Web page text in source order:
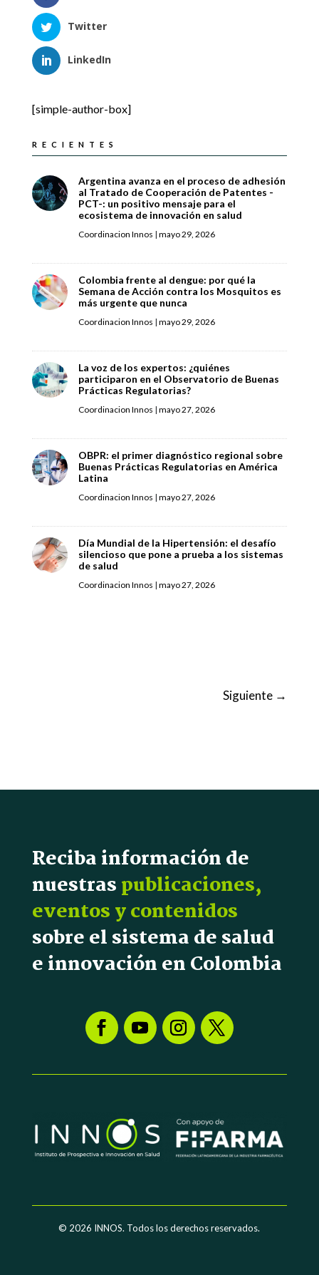
Twitter
LinkedIn
[simple-author-box]
RECIENTES
Argentina avanza en el proceso de adhesión
al Tratado de Cooperación de Patentes -
PCT-: un positivo mensaje para el
ecosistema de innovación en salud
Coordinacion Innos | mayo 29, 2026
Colombia frente al dengue: por qué la
Semana de Acción contra los Mosquitos es
más urgente que nunca
Coordinacion Innos | mayo 29, 2026
La voz de los expertos: ¿quiénes
participaron en el Observatorio de Buenas
Prácticas Regulatorias?
Coordinacion Innos | mayo 27, 2026
OBPR: el primer diagnóstico regional sobre
Buenas Prácticas Regulatorias en América
Latina
Coordinacion Innos | mayo 27, 2026
Día Mundial de la Hipertensión: el desafío
silencioso que pone a prueba a los sistemas
de salud
Coordinacion Innos | mayo 27, 2026
Siguiente →
Reciba información de
nuestraspublicaciones,
eventos y contenidos
sobre el sistema de salud
e innovación en Colombia
© 2026 INNOS. Todos los derechos reservados.